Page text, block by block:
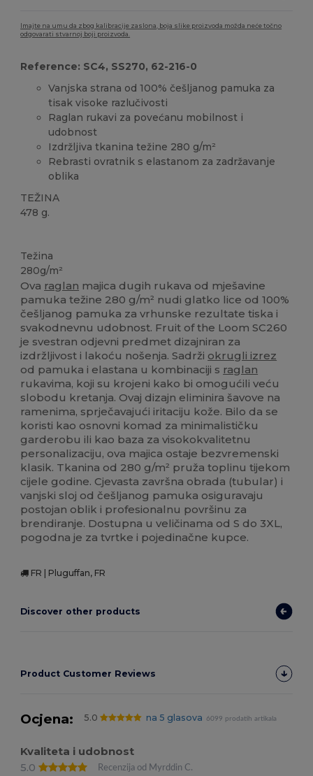
Imajte na umu da zbog kalibracije zaslona, boja slike proizvoda možda neće točno
odgovarati stvarnoj boji proizvoda.
Reference: SC4, SS270, 62-216-0
Vanjska strana od 100% češljanog pamuka za
tisak visoke razlučivosti
Raglan rukavi za povećanu mobilnost i
udobnost
Izdržljiva tkanina težine 280 g/m²
Rebrasti ovratnik s elastanom za zadržavanje
oblika
TEŽINA
478 g.
Težina
280g/m²
Ova raglan majica dugih rukava od mješavine
pamuka težine 280 g/m² nudi glatko lice od 100%
češljanog pamuka za vrhunske rezultate tiska i
svakodnevnu udobnost. Fruit of the Loom SC260
je svestran odjevni predmet dizajniran za
izdržljivost i lakoću nošenja. Sadrži okrugli izrez
od pamuka i elastana u kombinaciji s raglan
rukavima, koji su krojeni kako bi omogućili veću
slobodu kretanja. Ovaj dizajn eliminira šavove na
ramenima, sprječavajući iritaciju kože. Bilo da se
koristi kao osnovni komad za minimalističku
garderobu ili kao baza za visokokvalitetnu
personalizaciju, ova majica ostaje bezvremenski
klasik. Tkanina od 280 g/m² pruža toplinu tijekom
cijele godine. Cjevasta završna obrada (tubular) i
vanjski sloj od češljanog pamuka osiguravaju
postojan oblik i profesionalnu površinu za
brendiranje. Dostupna u veličinama od S do 3XL,
pogodna je za tvrtke i pojedinačne kupce.
FR | Pluguffan, FR
Discover other products
Product Customer Reviews
Ocjena: 5.0 na 5 glasova 6099 prodatih artikala
Kvaliteta i udobnost
5.0
Recenzija od Myrddin C.